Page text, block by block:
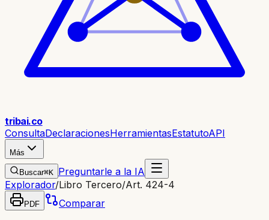
tribai.co
ConsultaDeclaracionesHerramientasEstatutoAPI
Más
Buscar⌘K Preguntarle a la IA
Explorador/Libro Tercero/Art. 424-4
PDF Comparar